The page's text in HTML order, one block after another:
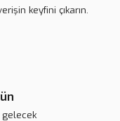
keyfini çıkarın.